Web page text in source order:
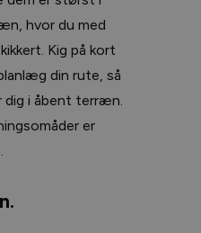
hvor du med
Kig på kort
din rute, så
i åbent terræn.
er